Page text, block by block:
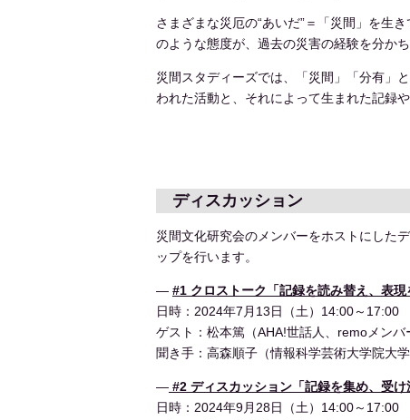
さまざまな災厄の“あいだ”＝「災間」を生
のような態度が、過去の災害の経験を分か
災間スタディーズでは、「災間」「分有」
われた活動と、それによって生まれた記録
ディスカッション
災間文化研究会のメンバーをホストにした
ップを行います。
― #1 クロストーク「記録を読み替え、表現
日時：2024年7月13日（土）14:00～17:00
ゲスト：松本篤（AHA!世話人、remoメンバ
聞き手：高森順子（情報科学芸術大学院大
― #2 ディスカッション「記録を集め、受け
日時：2024年9月28日（土）14:00～17:00